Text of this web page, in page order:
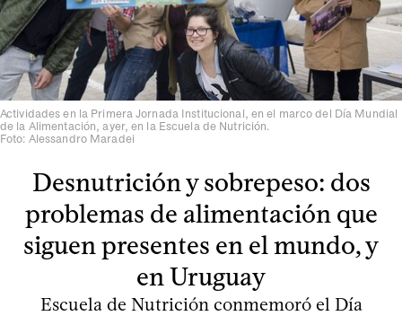
Actividades en la Primera Jornada Institucional, en el marco del Día Mundial
de la Alimentación, ayer, en la Escuela de Nutrición.
Foto: Alessandro Maradei
Desnutrición y sobrepeso: dos
problemas de alimentación que
siguen presentes en el mundo, y
en Uruguay
Escuela de Nutrición conmemoró el Día